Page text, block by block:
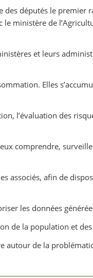
des députés le premier
ministère de
et leurs
Elles
l’évaluation des
comprendre,
associés, afin de
les données
de la population et des
de la